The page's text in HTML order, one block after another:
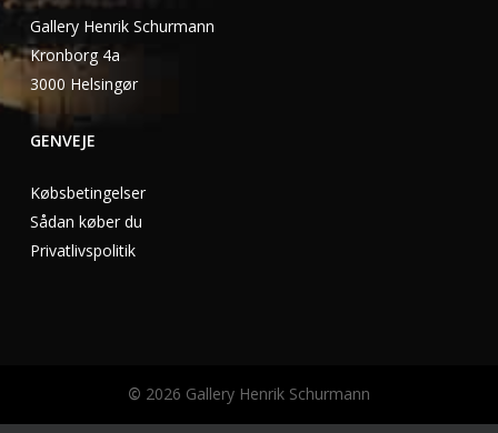
Gallery Henrik Schurmann
Kronborg 4a
3000 Helsingør
GENVEJE
Købsbetingelser
Sådan køber du
Privatlivspolitik
© 2026 Gallery Henrik Schurmann